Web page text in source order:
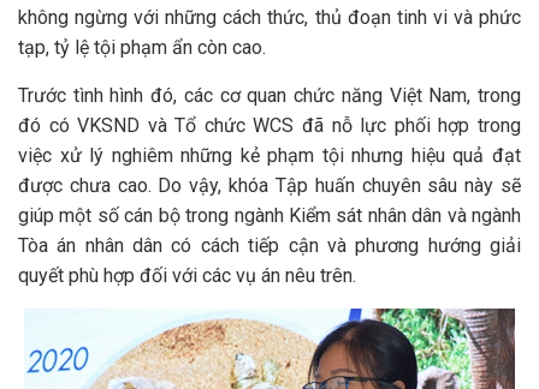
không ngừng với những cách thức, thủ đoạn tinh vi và phức
tạp, tỷ lệ tội phạm ẩn còn cao.
Trước tình hình đó, các cơ quan chức năng Việt Nam, trong
đó có VKSND và Tổ chức WCS đã nỗ lực phối hợp trong
việc xử lý nghiêm những kẻ phạm tội nhưng hiệu quả đạt
được chưa cao. Do vậy, khóa Tập huấn chuyên sâu này sẽ
giúp một số cán bộ trong ngành Kiểm sát nhân dân và ngành
Tòa án nhân dân có cách tiếp cận và phương hướng giải
quyết phù hợp đối với các vụ án nêu trên.